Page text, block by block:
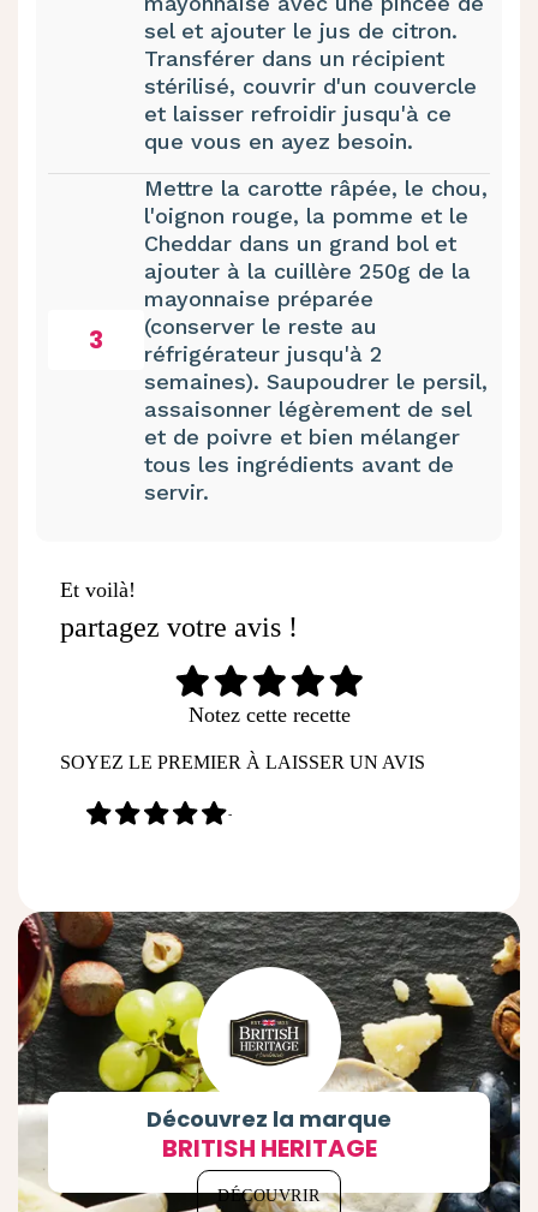
sel et ajouter le jus de citron.
Transférer dans un récipient
stérilisé, couvrir d'un couvercle
et laisser refroidir jusqu'à ce
que vous en ayez besoin.
3
Mettre la carotte râpée, le chou,
l'oignon rouge, la pomme et le
Cheddar dans un grand bol et
ajouter à la cuillère 250g de la
mayonnaise préparée
(conserver le reste au
réfrigérateur jusqu'à 2
semaines). Saupoudrer le persil,
assaisonner légèrement de sel
et de poivre et bien mélanger
tous les ingrédients avant de
servir.
Et voilà!
partagez votre avis !
Notez cette recette
SOYEZ LE PREMIER À LAISSER UN AVIS
-
Découvrez la marque
BRITISH HERITAGE
DÉCOUVRIR